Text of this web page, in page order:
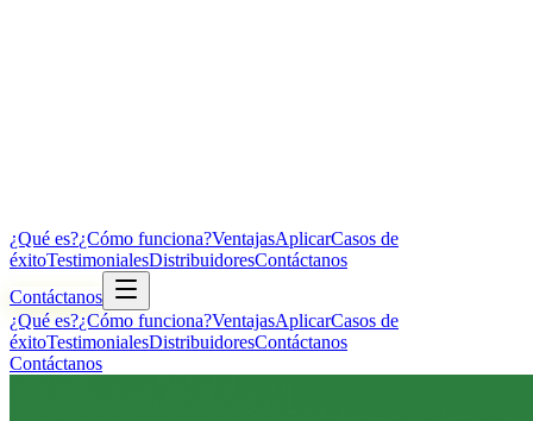
¿Qué es?¿Cómo funciona?VentajasAplicarCasos de
éxitoTestimonialesDistribuidoresContáctanos
Contáctanos
¿Qué es?¿Cómo funciona?VentajasAplicarCasos de
éxitoTestimonialesDistribuidoresContáctanos
Contáctanos